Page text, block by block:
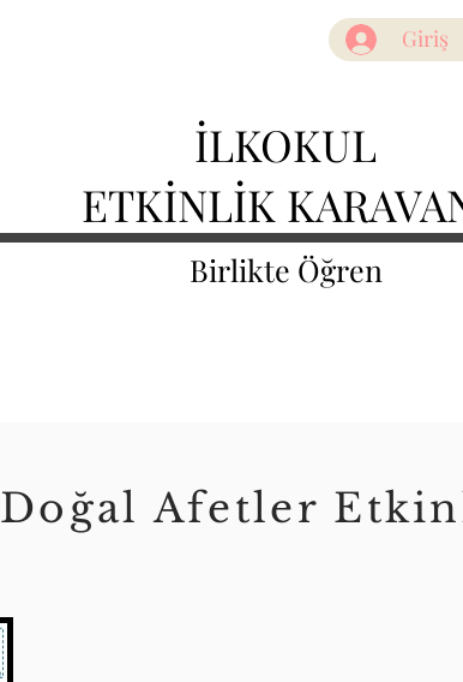
Giriş
İLKOKUL
ETKİNLİK
Birlikte Öğren
Doğal Afetler